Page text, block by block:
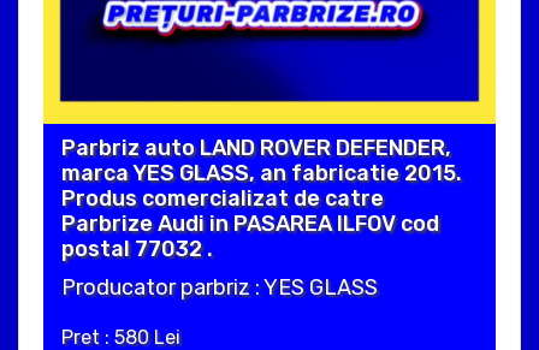
Parbriz auto LAND ROVER DEFENDER,
marca YES GLASS, an fabricatie 2015.
Produs comercializat de catre
Parbrize Audi in PASAREA ILFOV cod
postal 77032 .
Producator parbriz : YES GLASS
Pret : 580 Lei